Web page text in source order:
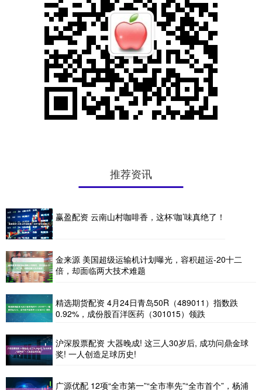
推荐资讯
赢盈配资 云南山村咖啡香，这杯‘咖’味真绝了！
金来源 美国超级运输机计划曝光，容积超运-20十二
倍，却面临两大技术难题
精选期货配资 4月24日青岛50R（489011）指数跌
0.92%，成份股百洋医药（301015）领跌
沪深股票配资 大器晚成! 这三人30岁后, 成功问鼎金球
奖! 一人创造足球历史!
广源优配 12项“全市第一”“全市率先”“全市首个”，杨浦